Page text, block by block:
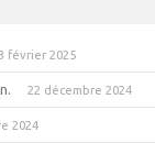
3 février 2025
22 décembre 2024
2024